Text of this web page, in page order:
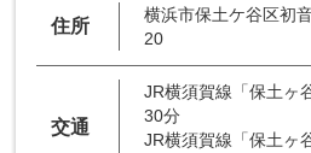
住所
横浜市保土ケ谷区初
20
交通
JR横須賀線「保土ヶ
30分
JR横須賀線「保土ヶ